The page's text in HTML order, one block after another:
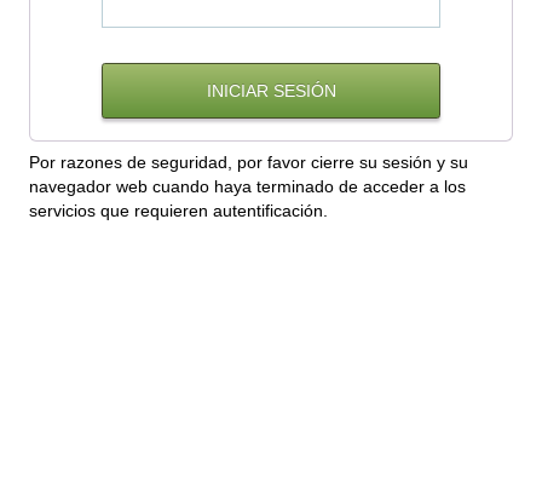
Por razones de seguridad, por favor cierre su sesión y su
navegador web cuando haya terminado de acceder a los
servicios que requieren autentificación.